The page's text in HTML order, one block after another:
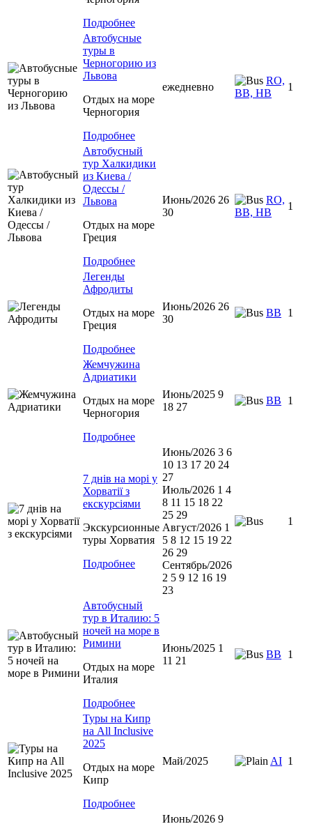
Подробнее
Автобусные
туры в
Черногорию из
Львова
Отдых на море
Черногория
Подробнее
ежедневно
RO,
BB, HB
1
Автобусный
тур Халкидики
из Киева /
Одессы /
Львова
Отдых на море
Греция
Подробнее
Июнь/2026 26
30
RO,
BB, HB
1
Легенды
Афродиты
Отдых на море
Греция
Подробнее
Июнь/2026 26
30
ВВ 1
Жемчужина
Адриатики
Отдых на море
Черногория
Подробнее
Июнь/2025 9
18 27
BB 1
7 днів на морі у
Хорватії з
екскурсіями
Экскурсионные
туры Хорватия
Подробнее
Июнь/2026 3 6
10 13 17 20 24
27
Июль/2026 1 4
8 11 15 18 22
25 29
Август/2026 1
5 8 12 15 19 22
26 29
Сентябрь/2026
2 5 9 12 16 19
23
1
Автобусный
тур в Италию: 5
ночей на море в
Римини
Отдых на море
Италия
Подробнее
Июнь/2025 1
11 21
ВВ 1
Туры на Кипр
на All Inclusive
2025
Отдых на море
Кипр
Подробнее
Май/2025 AI 1
Июнь/2026 9